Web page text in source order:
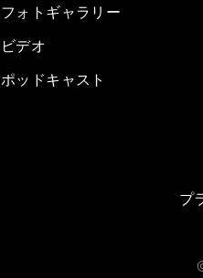
フォトギャラリー
ビデオ
ポッドキャスト
プ